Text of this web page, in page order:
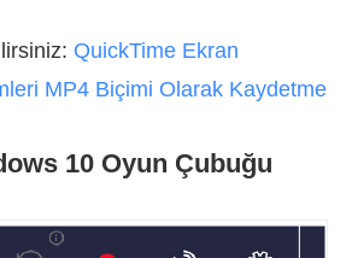
QuickTime Ekran
MP4 Biçimi Olarak Kaydetme
10 Oyun Çubuğu